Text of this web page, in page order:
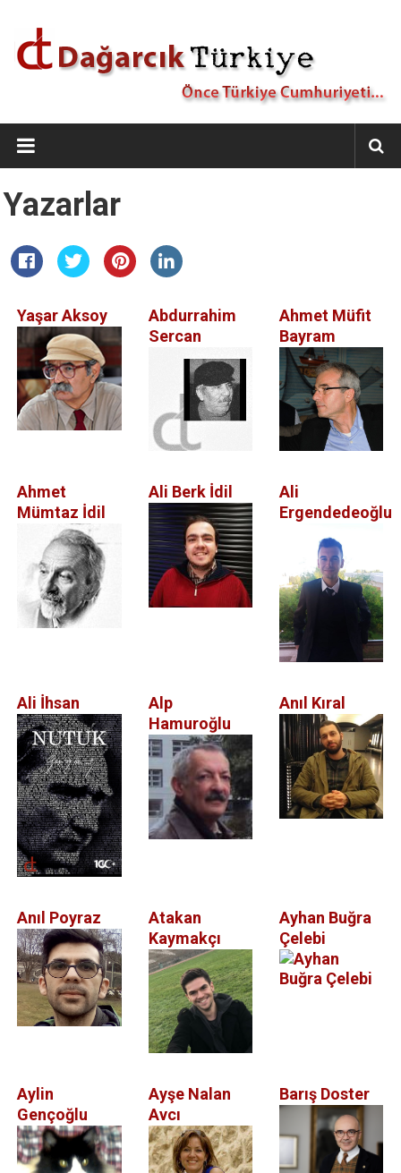
Dağarcık
Türkiye
Önce
Türkiye
Yazarlar
Yaşar Aksoy
Abdurrahim
Sercan
Ahmet Müfit
Bayram
Ahmet
Mümtaz İdil
Ali Berk İdil
Ali
Ergendedeoğlu
Ali İhsan
Alp
Hamuroğlu
Anıl Kıral
Anıl Poyraz
Atakan
Kaymakçı
Ayhan Buğra
Çelebi
Aylin
Gençoğlu
Ayşe Nalan
Avcı
Barış Doster